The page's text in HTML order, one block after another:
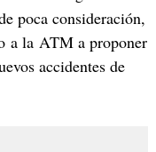
poca consideración,
a la ATM a proponer
accidentes de